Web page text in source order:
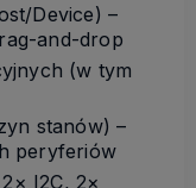
Device) –
and-drop
(w tym
stanów) –
peryferiów
I2C, 2×